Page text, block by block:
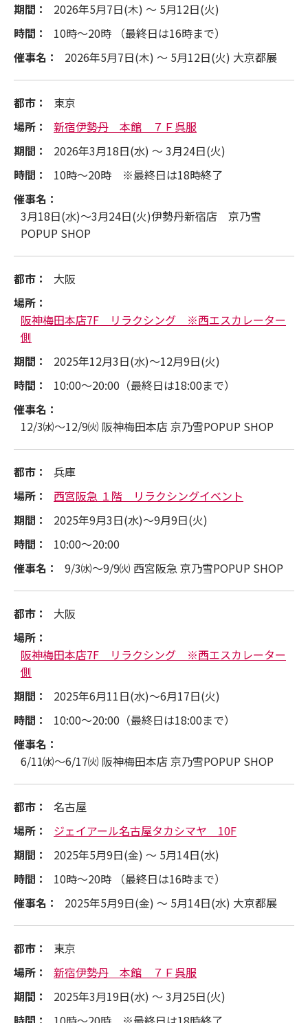
期間：
2026年5月7日(木) ～ 5月12日(火)
時間：
10時～20時 （最終日は16時まで）
催事名：
2026年5月7日(木) ～ 5月12日(火) 大京都展
都市：
東京
場所：
新宿伊勢丹 本館 ７Ｆ呉服
期間：
2026年3月18日(水) ～ 3月24日(火)
時間：
10時～20時 ※最終日は18時終了
催事名：
3月18日(水)～3月24日(火)伊勢丹新宿店 京乃雪
POPUP SHOP
都市：
大阪
場所：
阪神梅田本店7F リラクシング ※西エスカレーター
側
期間：
2025年12月3日(水)～12月9日(火)
時間：
10:00～20:00（最終日は18:00まで）
催事名：
12/3㈬～12/9㈫ 阪神梅田本店 京乃雪POPUP SHOP
都市：
兵庫
場所：
西宮阪急 １階 リラクシングイベント
期間：
2025年9月3日(水)～9月9日(火)
時間：
10:00～20:00
催事名：
9/3㈬～9/9㈫ 西宮阪急 京乃雪POPUP SHOP
都市：
大阪
場所：
阪神梅田本店7F リラクシング ※西エスカレーター
側
期間：
2025年6月11日(水)～6月17日(火)
時間：
10:00～20:00（最終日は18:00まで）
催事名：
6/11㈬～6/17㈫ 阪神梅田本店 京乃雪POPUP SHOP
都市：
名古屋
場所：
ジェイアール名古屋タカシマヤ 10F
期間：
2025年5月9日(金) ～ 5月14日(水)
時間：
10時～20時 （最終日は16時まで）
催事名：
2025年5月9日(金) ～ 5月14日(水) 大京都展
都市：
東京
場所：
新宿伊勢丹 本館 ７Ｆ呉服
期間：
2025年3月19日(水) ～ 3月25日(火)